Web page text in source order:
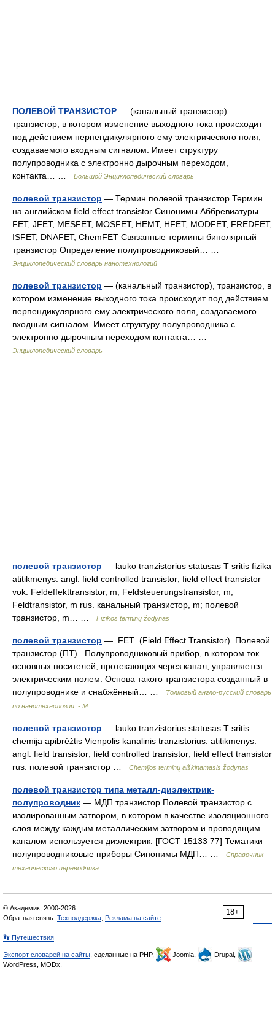
ПОЛЕВОЙ ТРАНЗИСТОР — (канальный транзистор)
транзистор, в котором изменение выходного тока происходит
под действием перпендикулярного ему электрического поля,
создаваемого входным сигналом. Имеет структуру
полупроводника с электронно дырочным переходом,
контакта… …
Большой Энциклопедический словарь
полевой транзистор — Термин полевой транзистор Термин
на английском field effect transistor Синонимы Аббревиатуры
FET, JFET, MESFET, MOSFET, HEMT, HFET, MODFET, FREDFET,
ISFET, DNAFET, ChemFET Связанные термины биполярный
транзистор Определение полупроводниковый… …
Энциклопедический словарь нанотехнологий
полевой транзистор — (канальный транзистор), транзистор, в
котором изменение выходного тока происходит под действием
перпендикулярного ему электрического поля, создаваемого
входным сигналом. Имеет структуру полупроводника с
электронно дырочным переходом контакта… …
Энциклопедический словарь
полевой транзистор — lauko tranzistorius statusas T sritis fizika
atitikmenys: angl. field controlled transistor; field effect transistor
vok. Feldeffekttransistor, m; Feldsteuerungstransistor, m;
Feldtransistor, m rus. канальный транзистор, m; полевой
транзистор, m… …
Fizikos terminų žodynas
полевой транзистор — FET (Field Effect Transistor) Полевой
транзистор (ПТ) Полупроводниковый прибор, в котором ток
основных носителей, протекающих через канал, управляется
электрическим полем. Основа такого транзистора созданный в
полупроводнике и снабжённый… …
Толковый англо-русский словарь
по нанотехнологии. - М.
полевой транзистор — lauko tranzistorius statusas T sritis
chemija apibrėžtis Vienpolis kanalinis tranzistorius. atitikmenys:
angl. field transistor; field controlled transistor; field effect transistor
rus. полевой транзистор …
Chemijos terminų aiškinamasis žodynas
полевой транзистор типа металл-диэлектрик-
полупроводник — МДП транзистор Полевой транзистор с
изолированным затвором, в котором в качестве изоляционного
слоя между каждым металлическим затвором и проводящим
каналом используется диэлектрик. [ГОСТ 15133 77] Тематики
полупроводниковые приборы Синонимы МДП… …
Справочник
технического переводчика
18+
© Академик, 2000-2026
Обратная связь: Техподдержка Реклама на сайте
👣 Путешествия
Экспорт словарей на сайты , сделанные на PHP, Joomla,
Drupal,
WordPress, MODx.